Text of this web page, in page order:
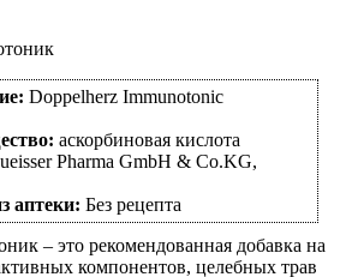
Doppelherz Immunotonic
аскорбиновая кислота
Pharma GmbH & Co.KG,
аптеки: Без рецепта
– это рекомендованная добавка на
компонентов, целебных трав